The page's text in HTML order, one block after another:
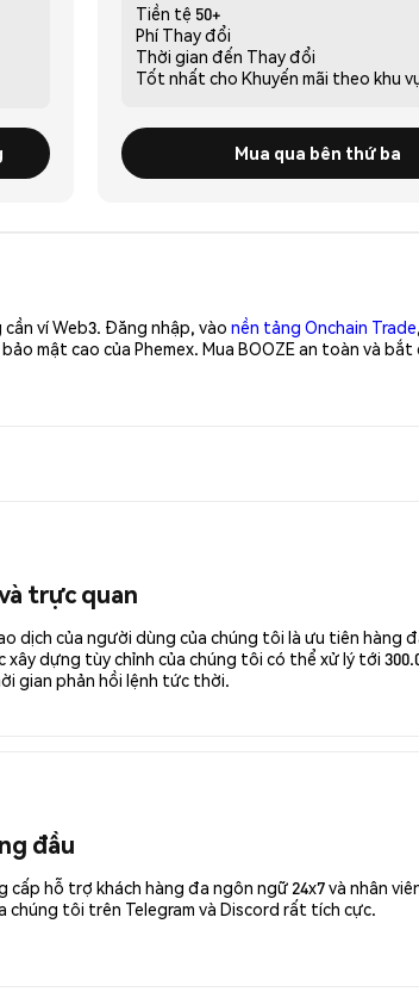
Tiền tệ 50+
Phí Thay đổi
Thời gian đến Thay đổi
Tốt nhất cho Khuyến mãi theo khu
Mua qua bên thứ ba
ví Web3. Đăng nhập, vào nền tảng Onchain Trade
mật cao của Phemex. Mua BOOZE an toàn và
trực quan
dịch của người dùng của chúng tôi là ưu tiên hàng
xây dựng tùy chỉnh của chúng tôi có thể xử lý tới
gian phản hồi lệnh tức thời.
đầu
cấp hỗ trợ khách hàng đa ngôn ngữ 24x7 và nhân
chúng tôi trên Telegram và Discord rất tích cực.